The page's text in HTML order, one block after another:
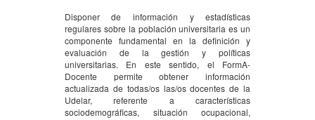
Disponer de información y estadísticas
regulares sobre la población universitaria es un
componente fundamental en la definición y
evaluación de la gestión y políticas
universitarias. En este sentido, el FormA-
Docente permite obtener información
actualizada de todas/os las/os docentes de la
Udelar, referente a características
sociodemográficas, situación ocupacional,